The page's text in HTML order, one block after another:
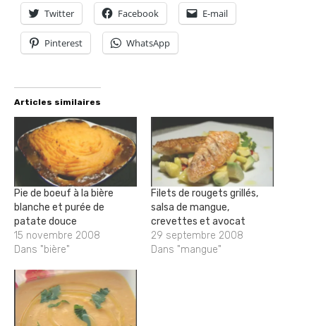
Twitter Facebook E-mail
Pinterest WhatsApp
Articles similaires
Pie de boeuf à la bière
blanche et purée de
patate douce
15 novembre 2008
Dans "bière"
Filets de rougets grillés,
salsa de mangue,
crevettes et avocat
29 septembre 2008
Dans "mangue"